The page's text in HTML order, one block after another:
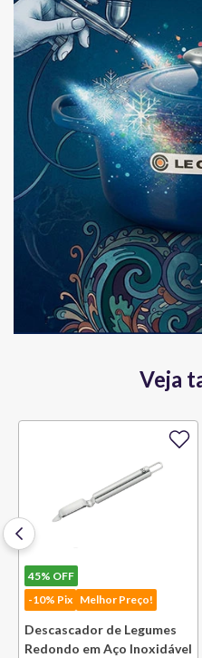
Veja
45% OFF
-10% Pix Melhor Preço!
Descascador de Legumes
Redondo em Aço Inoxidável